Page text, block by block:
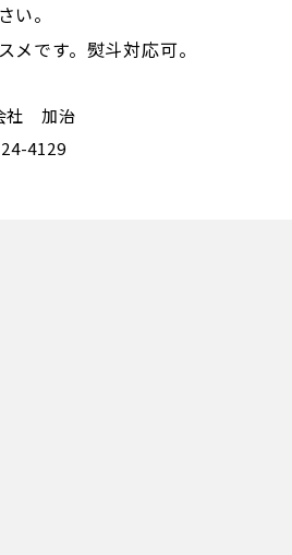
い。
メです。熨斗対応可。
社 加治
4129